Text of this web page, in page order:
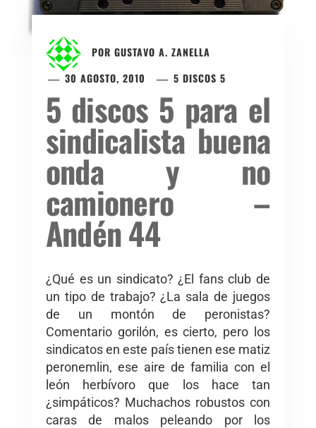
POR GUSTAVO A. ZANELLA
30 AGOSTO, 2010
5 DISCOS 5
5 discos 5 para el
sindicalista buena
onda y no
camionero –
Andén 44
¿Qué es un sindicato? ¿El fans club de
un tipo de trabajo? ¿La sala de juegos
de un montón de peronistas?
Comentario gorilón, es cierto, pero los
sindicatos en este país tienen ese matiz
peronemlin, ese aire de familia con el
león herbívoro que los hace tan
¿simpáticos? Muchachos robustos con
caras de malos peleando por los